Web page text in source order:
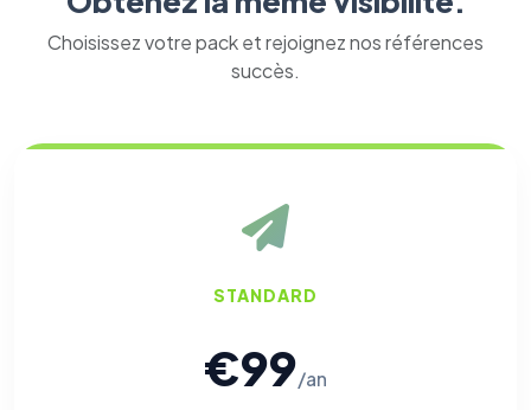
Choisissez votre pack et rejoignez nos références
succès.
STANDARD
€99/an